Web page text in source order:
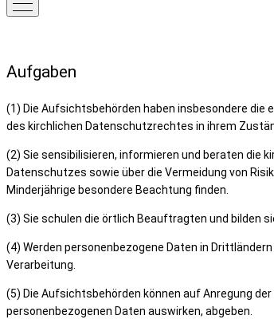
Aufgaben
(1) Die Aufsichtsbehörden haben insbesondere die
des kirchlichen Datenschutzrechtes in ihrem
(2) Sie sensibilisieren, informieren und beraten die
Datenschutzes sowie über die Vermeidung von
Minderjährige besondere Beachtung finden.
(3) Sie schulen die örtlich Beauftragten und bilden
(4) Werden personenbezogene Daten in
Verarbeitung.
(5) Die Aufsichtsbehörden können auf Anregung
personenbezogenen Daten auswirken, abgeben.